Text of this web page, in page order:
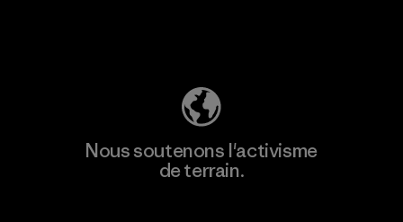
Nous soutenons l'activisme
de terrain.